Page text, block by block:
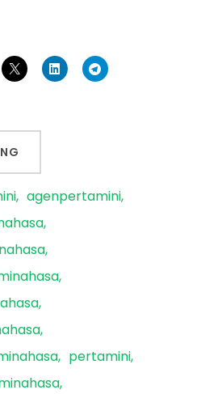
agenpertamini
pertamini